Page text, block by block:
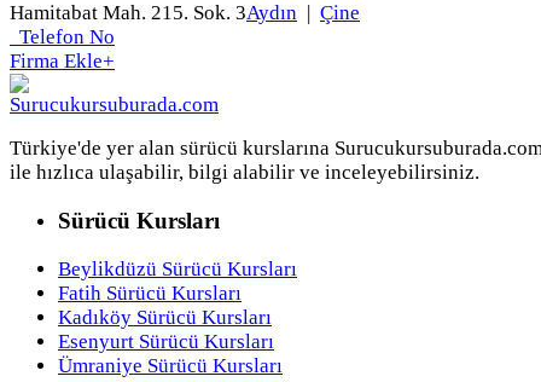
Hamitabat Mah. 215. Sok. 3Aydın
Çine
Telefon No
Firma Ekle+
Türkiye'de yer alan sürücü kurslarına
ile hızlıca ulaşabilir, bilgi alabilir ve inceleyebilirsiniz.
Sürücü Kursları
Beylikdüzü Sürücü Kursları
Fatih Sürücü Kursları
Kadıköy Sürücü Kursları
Esenyurt Sürücü Kursları
Ümraniye Sürücü Kursları